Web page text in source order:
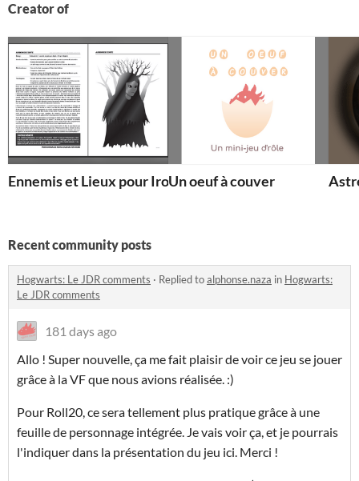
Creator of
Ennemis et Lieux pour IronswornUn oeuf à couver
Recent community posts
Hogwarts: Le JDR comments · Replied toalphonse.naza in Hogwarts:
Le JDR comments
181 days ago
Allo ! Super nouvelle, ça me fait plaisir de voir ce jeu se jouer
grâce à la VF que nous avions réalisée. :)
Pour Roll20, ce sera tellement plus pratique grâce à une
feuille de personnage intégrée. Je vais voir ça, et je pourrais
l'indiquer dans la présentation du jeu ici. Merci !